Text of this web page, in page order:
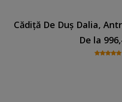
Cădiță De Duș Dalia,
De la